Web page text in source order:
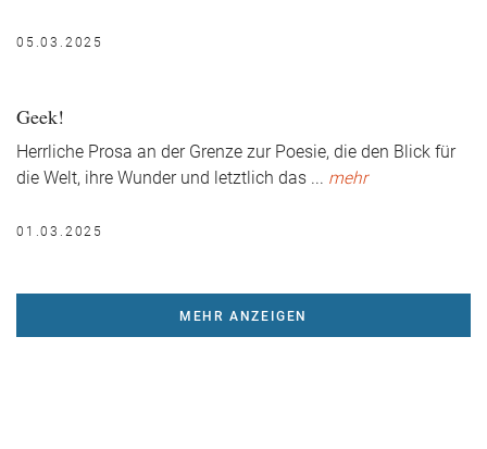
05.03.2025
Geek!
Herrliche Prosa an der Grenze zur Poesie, die den Blick für
die Welt, ihre Wunder und letztlich das ... mehr
01.03.2025
MEHR ANZEIGEN